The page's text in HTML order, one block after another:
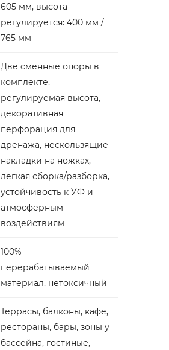
605 мм, высота
регулируется: 400 мм /
765 мм
Две сменные опоры в
комплекте,
регулируемая высота,
декоративная
перфорация для
дренажа, нескользящие
накладки на ножках,
лёгкая сборка/разборка,
устойчивость к УФ и
атмосферным
воздействиям
100%
перерабатываемый
материал, нетоксичный
Террасы, балконы, кафе,
рестораны, бары, зоны у
бассейна, гостиные,